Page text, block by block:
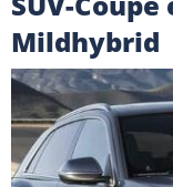
Mildhybrid